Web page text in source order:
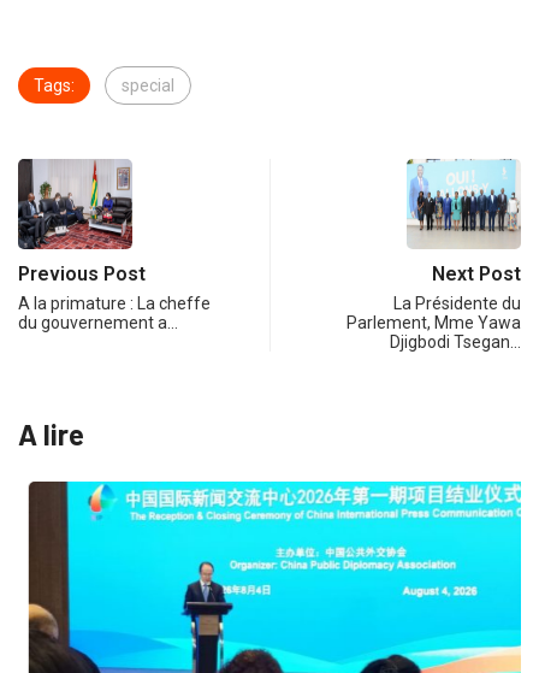
Tags: special
Previous Post
A la primature : La cheffe
du gouvernement a…
Next Post
La Présidente du
Parlement, Mme Yawa
Djigbodi Tsegan…
A lire